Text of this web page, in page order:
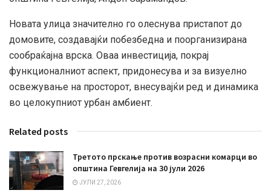
Новата улица значително го олеснува пристапот до
домовите, создавајќи побезбедна и поорганизирана
сообраќајна врска. Оваа инвестиција, покрај
функционалниот аспект, придонесува и за визуелно
освежување на просторот, внесувајќи ред и динамика
во целокупниот урбан амбиент.
Related posts
Третото прскање против возрасни комарци во
општина Гевгелија на 30 јули 2026
ЈУЛИ 27, 2026